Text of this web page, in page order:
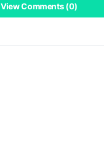
View Comments (0)